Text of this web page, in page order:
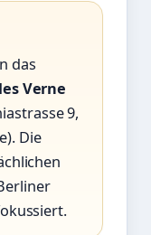
das
Verne
9,
Die